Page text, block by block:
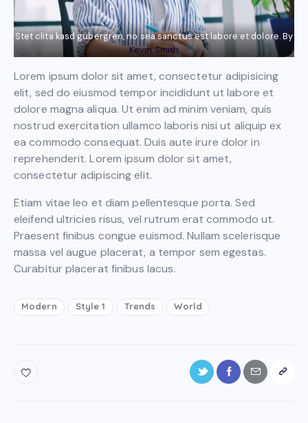
Stet clita kasd gubergren, no sea sanctus est labore et dolore. By
Kevin Smith
Lorem ipsum dolor sit amet, consectetur adipisicing
elit, sed do eiusmod tempor incididunt ut labore et
dolore magna aliqua. Ut enim ad minim veniam, quis
nostrud exercitation ullamco laboris nisi ut aliquip ex
ea commodo consequat. Duis aute irure dolor in
reprehenderit. Lorem ipsum dolor sit amet,
consectetur adipiscing elit.
Etiam vitae leo et diam pellentesque porta. Sed
eleifend ultricies risus, vel rutrum erat commodo ut.
Praesent finibus congue euismod. Nullam scelerisque
massa vel augue placerat, a tempor sem egestas.
Curabitur placerat finibus lacus.
Modern Style 1 Trends World